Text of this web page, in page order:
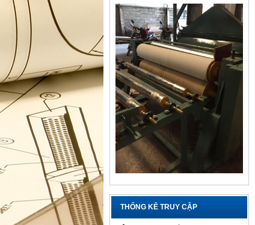
THỐNG KÊ TRUY CẬP